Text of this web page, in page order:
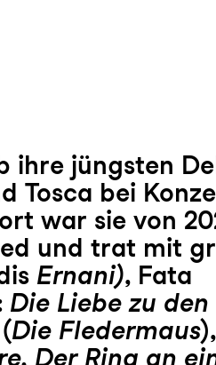
ihre jüngsten
Tosca bei
war sie von
und trat mit
Ernani), Fata
Die Liebe zu den
Die Fledermaus),
Der Ring an